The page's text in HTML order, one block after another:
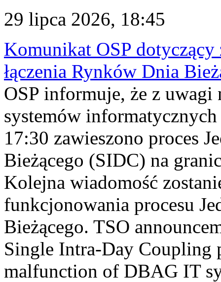
29 lipca 2026, 18:45
Komunikat OSP dotyczący
łączenia Rynków Dnia
OSP informuje, że z uwagi
systemów
17:30 zawieszono proces
Bieżącego (SIDC) na
Kolejna wiadomość
funkcjonowania procesu
Bieżącego. TSO
Single Intra-Day Coupling
malfunction of DBAG IT